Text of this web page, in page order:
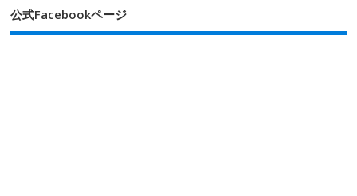
公式Facebookページ